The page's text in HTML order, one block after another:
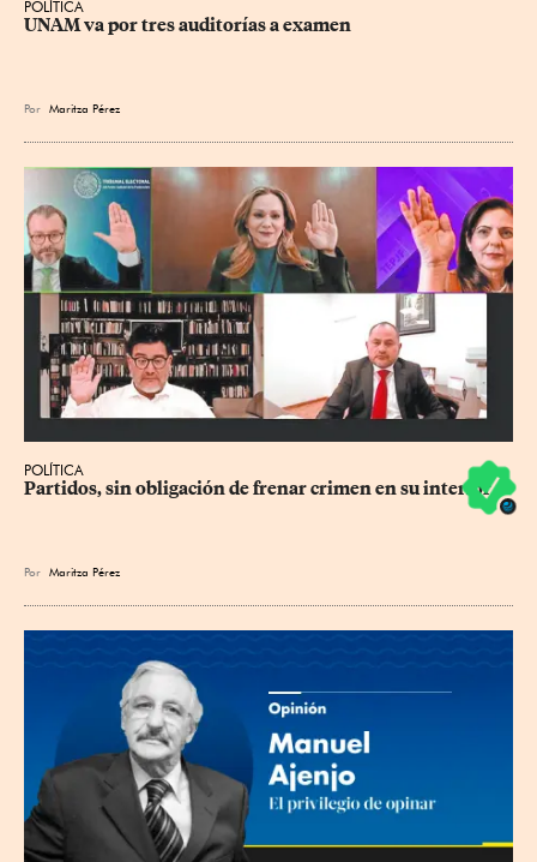
POLÍTICA
UNAM va por tres auditorías a examen
Por Maritza Pérez
POLÍTICA
Partidos, sin obligación de frenar crimen en su interior
Por Maritza Pérez